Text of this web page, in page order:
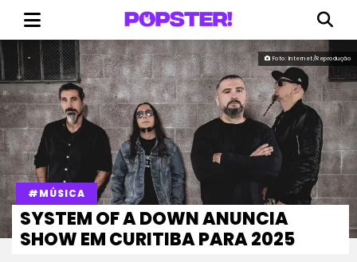
Foto: Internet/Reprodução
#MÚSICA
SYSTEM OF A DOWN ANUNCIA
SHOW EM CURITIBA PARA 2025